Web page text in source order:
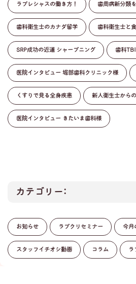
ラプレシャスの働き方！ 歯周病新分類
歯科衛生士のカナダ留学 歯科衛生士と
SRP成功の近道 シャープニング 歯科TBI
医院インタビュー 堀部歯科クリニック様
くすりで見る全身疾患 新人衛生士から
医院インタビュー きたいま歯科様
カテゴリー:
お知らせ ラプクリセミナー 今月
スタッフイチオシ動画 コラム ラ